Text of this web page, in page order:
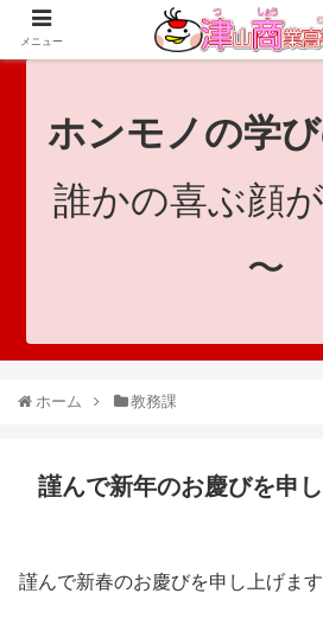
since 1921｜地域と共に未来へつなげ！｜
ホンモノの学
誰かの喜ぶ顔
〜
ホーム 教務課
謹んで新年のお慶びを申
謹んで新春のお慶びを申し上げます
メニュー